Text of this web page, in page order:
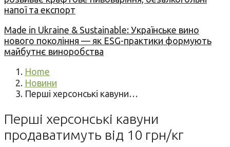
напої та експорт
Made in Ukraine & Sustainable: Українське вино
нового покоління — як ESG-практики формують
майбутнє виноробства
Home
Новини
Перші херсонські кавуни…
Перші херсонські кавуни
продаватимуть від 10 грн/кг